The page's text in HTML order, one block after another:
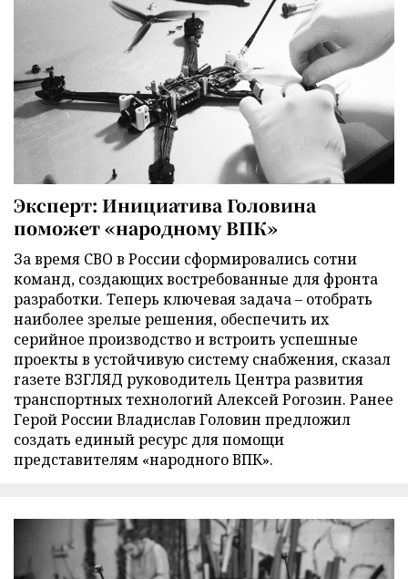
Эксперт: Инициатива Головина
поможет «народному ВПК»
За время СВО в России сформировались сотни
команд, создающих востребованные для фронта
разработки. Теперь ключевая задача – отобрать
наиболее зрелые решения, обеспечить их
серийное производство и встроить успешные
проекты в устойчивую систему снабжения, сказал
газете ВЗГЛЯД руководитель Центра развития
транспортных технологий Алексей Рогозин. Ранее
Герой России Владислав Головин предложил
создать единый ресурс для помощи
представителям «народного ВПК».